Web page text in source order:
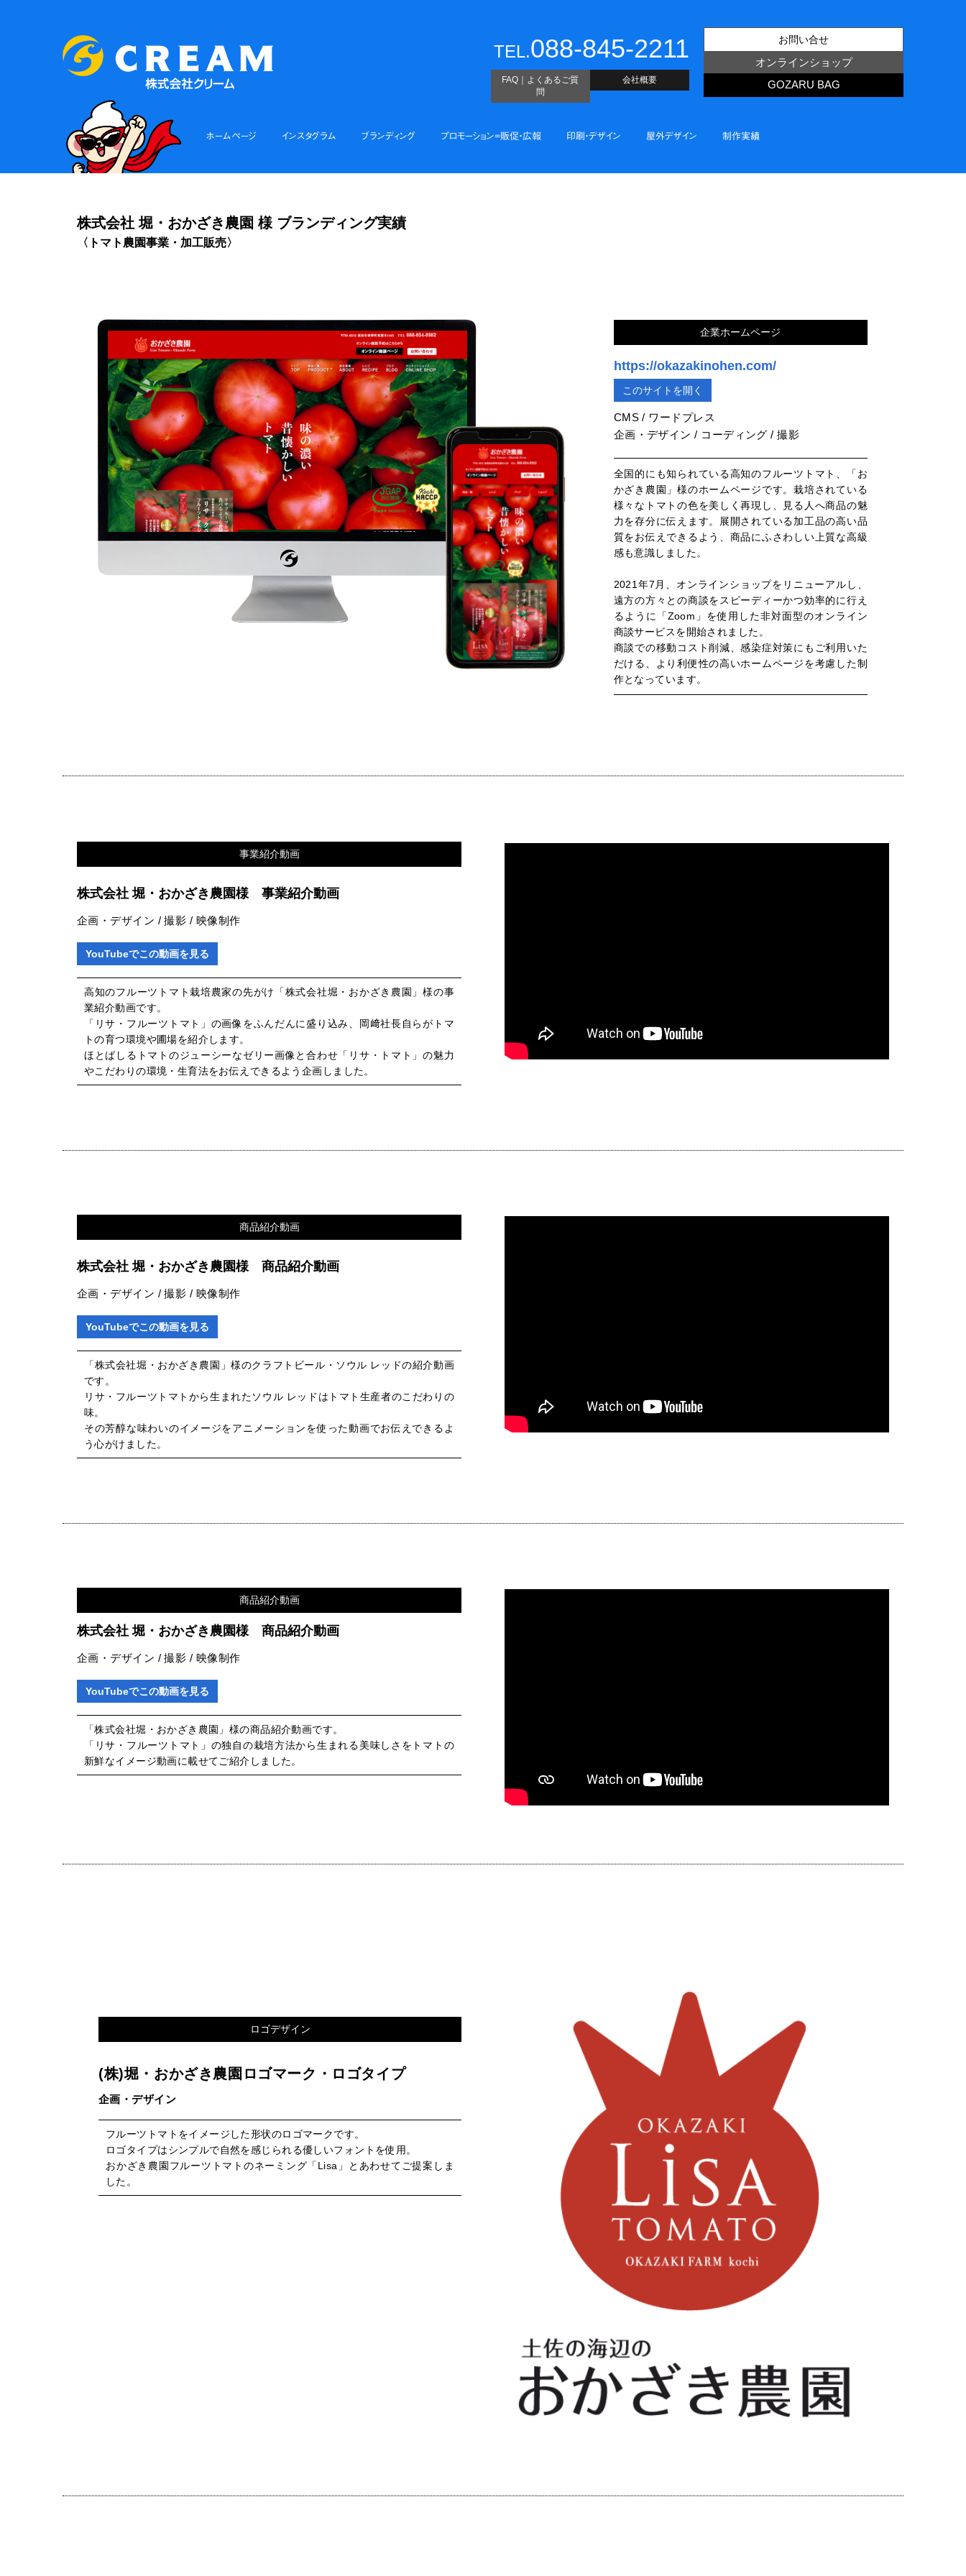
TEL.088-845-2211
FAQ｜よくあるご質
問
会社概要
お問い合せ
オンラインショップ
GOZARU BAG
ホームページ インスタグラム ブランディング プロモーション=販促・広報 印刷・デザイン 屋外デザイン 制作実績
株式会社 堀・おかざき農園 様 ブランディング実績
〈トマト農園事業・加工販売〉
企業ホームページ
https://okazakinohen.com/
このサイトを開く
CMS / ワードプレス
企画・デザイン / コーディング / 撮影
全国的にも知られている高知のフルーツトマト、「お
かざき農園」様のホームページです。栽培されている
様々なトマトの色を美しく再現し、見る人へ商品の魅
力を存分に伝えます。展開されている加工品の高い品
質をお伝えできるよう、商品にふさわしい上質な高級
感も意識しました。
2021年7月、オンラインショップをリニューアルし、
遠方の方々との商談をスピーディーかつ効率的に行え
るように「Zoom」を使用した非対面型のオンライン
商談サービスを開始されました。
商談での移動コスト削減、感染症対策にもご利用いた
だける、より利便性の高いホームページを考慮した制
作となっています。
事業紹介動画
株式会社 堀・おかざき農園様 事業紹介動画
企画・デザイン / 撮影 / 映像制作
YouTubeでこの動画を見る
高知のフルーツトマト栽培農家の先がけ「株式会社堀・おかざき農園」様の事
業紹介動画です。
「リサ・フルーツトマト」の画像をふんだんに盛り込み、岡﨑社長自らがトマ
トの育つ環境や圃場を紹介します。
ほとばしるトマトのジューシーなゼリー画像と合わせ「リサ・トマト」の魅力
やこだわりの環境・生育法をお伝えできるよう企画しました。
商品紹介動画
株式会社 堀・おかざき農園様 商品紹介動画
企画・デザイン / 撮影 / 映像制作
YouTubeでこの動画を見る
「株式会社堀・おかざき農園」様のクラフトビール・ソウル レッドの紹介動画
です。
リサ・フルーツトマトから生まれたソウル レッドはトマト生産者のこだわりの
味。
その芳醇な味わいのイメージをアニメーションを使った動画でお伝えできるよ
う心がけました。
商品紹介動画
株式会社 堀・おかざき農園様 商品紹介動画
企画・デザイン / 撮影 / 映像制作
YouTubeでこの動画を見る
「株式会社堀・おかざき農園」様の商品紹介動画です。
「リサ・フルーツトマト」の独自の栽培方法から生まれる美味しさをトマトの
新鮮なイメージ動画に載せてご紹介しました。
ロゴデザイン
(株)堀・おかざき農園ロゴマーク・ロゴタイプ
企画・デザイン
フルーツトマトをイメージした形状のロゴマークです。
ロゴタイプはシンプルで自然を感じられる優しいフォントを使用。
おかざき農園フルーツトマトのネーミング「Lisa」とあわせてご提案しま
した。